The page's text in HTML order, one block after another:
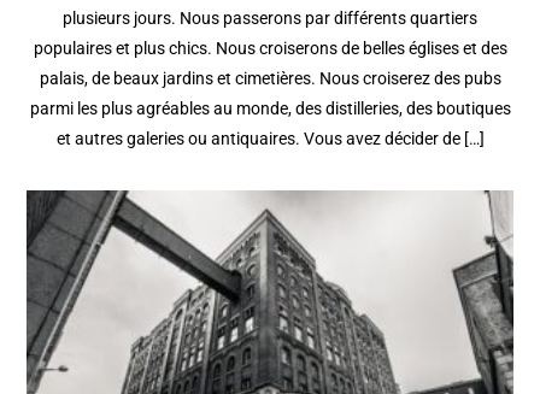
plusieurs jours. Nous passerons par différents quartiers
populaires et plus chics. Nous croiserons de belles églises et des
palais, de beaux jardins et cimetières. Nous croiserez des pubs
parmi les plus agréables au monde, des distilleries, des boutiques
et autres galeries ou antiquaires. Vous avez décider de […]